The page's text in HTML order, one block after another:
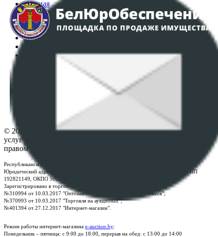
Главная
Аукционы
Интернет-магазин
Регламент организации и проведения торгов
Политика в отношении обработки персональных
ПОЛОЖЕНИЕ О ПОЛИТИКЕ ОБРАБОТКИ COOKIE-
Настройки cookie-файлов
© 2026 Республиканское унитарное предприятие по оказанию
услуг "БелЮрОбеспечение" - Все права защищены авторским
правом
Республиканское унитарное предприятие по оказанию услуг "БелЮрОбеспечение"
Юридический адрес: г. Минск, пр-т. Дзержинского, 1Б, e-mail:
, УНП
192821149, ОКПО 500111895000
Зарегистрировано в торговом реестре Республики Беларусь:
№310994 от 10.03.2017 "Оптовая торговля без торговых объектов";
№370993 от 10.03.2017 "Торговля на аукционах";
№401394 от 27.12.2017 "Интернет-магазин".
Режим работы интернет-магазина e-auction.by:
Понедельник – пятница: с 9:00 до 18:00, перерыв на обед: с 13:00 до 14:00